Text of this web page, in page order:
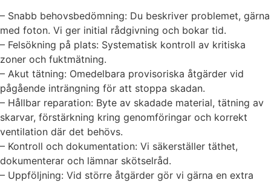
– Snabb behovsbedömning: Du beskriver problemet, gärna
med foton. Vi ger initial rådgivning och bokar tid.
– Felsökning på plats: Systematisk kontroll av kritiska
zoner och fuktmätning.
– Akut tätning: Omedelbara provisoriska åtgärder vid
pågående inträngning för att stoppa skadan.
– Hållbar reparation: Byte av skadade material, tätning av
skarvar, förstärkning kring genomföringar och korrekt
ventilation där det behövs.
– Kontroll och dokumentation: Vi säkerställer täthet,
dokumenterar och lämnar skötselråd.
– Uppföljning: Vid större åtgärder gör vi gärna en extra